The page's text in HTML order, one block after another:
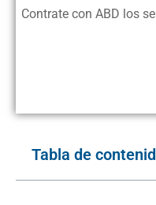
Contrate con ABD los
Tabla de